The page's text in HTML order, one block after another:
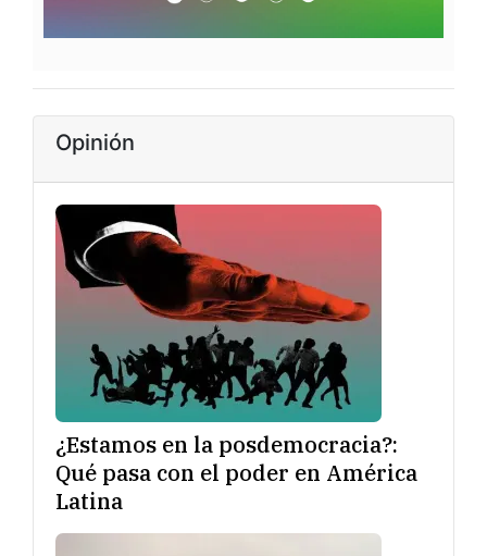
Opinión
¿Estamos en la posdemocracia?:
Qué pasa con el poder en América
Latina